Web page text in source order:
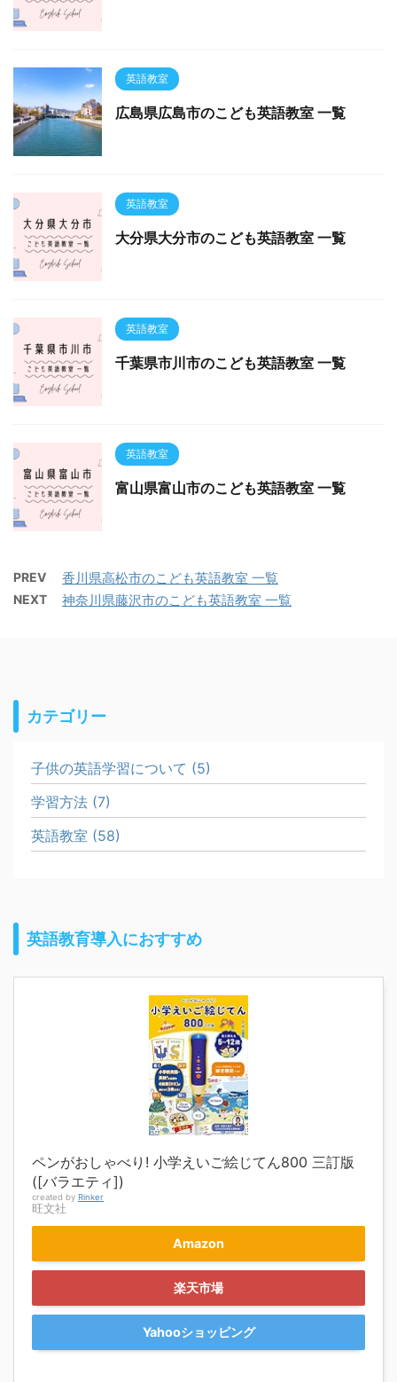
英語教室
広島県広島市のこども英語教室 一覧
英語教室
大分県大分市のこども英語教室 一覧
英語教室
千葉県市川市のこども英語教室 一覧
英語教室
富山県富山市のこども英語教室 一覧
PREV 香川県高松市のこども英語教室 一覧
NEXT 神奈川県藤沢市のこども英語教室 一覧
カテゴリー
子供の英語学習について (5)
学習方法 (7)
英語教室 (58)
英語教育導入におすすめ
ペンがおしゃべり! 小学えいご絵じてん800 三訂版
([バラエティ])
created by Rinker
旺文社
Amazon
楽天市場
Yahooショッピング